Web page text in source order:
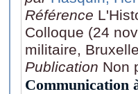
Référence
Colloque (24
militaire,
Publication Non
Communication